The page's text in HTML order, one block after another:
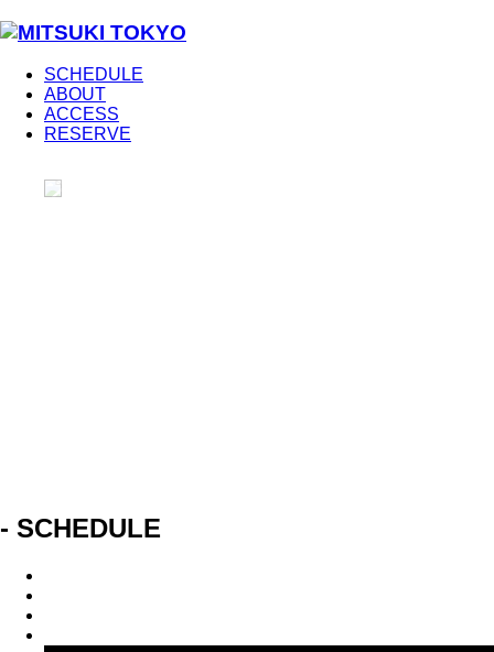
SCHEDULE
ABOUT
ACCESS
RESERVE
- SCHEDULE